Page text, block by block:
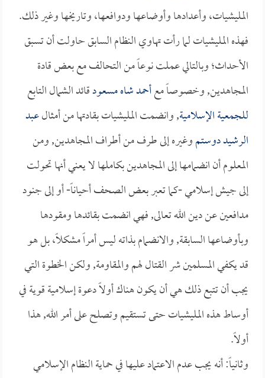
المليشيات، وأعدادها وأوضاعها ودوافعها، وتاريخها وغير ذلك.
فهذه المليشيات لما رأت تهاوي النظام السابق حاولت أن تسبق
الأحداث؛ وبالتالي عملت نوعاً من التحالف مع بعض قادة
المجاهدين, وخصوصاً معأحمد شاه مسعودقائد الشمال التابع
للجمعية الإسلامية, وانضمت المليشيات بقادتها من أمثالعبد
الرشيد دوستموغيره إلى طرف من أطراف المجاهدين, ومن
المعلوم أن انضمامها إلى المجاهدين بكاملها لا يعني أنها تحولت
إلى جيش إسلامي -كما تعبر بعض الصحف أحياناً- أو إلى جنود
مدافعين عن دين الله تعالى, فهي انضمت بقائدها ومقودها
وبأوضاعها السابقة, والانضمام بذاته ليس أمراً مشكلاً، بل هو
قد يكفي المسلمين شر القتال لهم والمقاومة, ولكن الخطوة التي
يجب أن تتبع ذلك هي أن يكون هناك أولاً دعوة إسلامية قوية في
أوساط هذه المليشيات حتى تستقيم وتصلح على أمر الله, هذا
أولاً.
وثانياً: أنه يجب عدم الاعتماد عليها في حماية النظام الإسلامي